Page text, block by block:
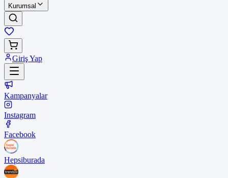
Kurumsal
Giriş Yap
Kampanyalar
Instagram
Facebook
Hepsiburada